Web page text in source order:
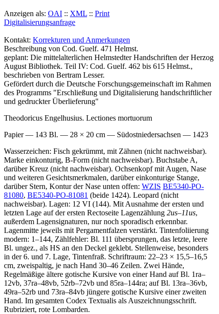
Anzeigen als: OAI :: XML :: Print
Digitalisierungsanfrage
Kontakt: Korrekturen und Anmerkungen
Beschreibung von Cod. Guelf. 471 Helmst.
geplant: Die mittelalterlichen Helmstedter Handschriften der Herzog
August Bibliothek. Teil IV: Cod. Guelf. 462 bis 615 Helmst.,
beschrieben von Bertram Lesser.
Gefördert durch die Deutsche Forschungsgemeinschaft im Rahmen
des Programms "Erschließung und Digitalisierung handschriftlicher
und gedruckter Überlieferung"
Theodoricus Engelhusius. Lectiones mortuorum
Papier — 143 Bl. — 28 × 20 cm — Südostniedersachsen — 1423
Wasserzeichen: Fisch gekrümmt, mit Zähnen (nicht nachweisbar).
Marke einkonturig, B-Form (nicht nachweisbar). Buchstabe A,
darüber Kreuz (nicht nachweisbar). Ochsenkopf mit Augen, Nase
und weiteren Gesichtsmerkmalen, darüber einkonturige Stange,
darüber Stern, Kontur der Nase unten offen: WZIS BE5340-PO-
81080, BE5340-PO-81081 (beide 1424). Leopard (nicht
nachweisbar). Lagen: 12 VI (144). Mit Ausnahme der ersten und
letzten Lage auf der ersten Rectoseite Lagenzählung 2us–11us,
außerdem Lagensignaturen, nur noch sporadisch erkennbar.
Lagenmitte jeweils mit Pergamentfalzen verstärkt. Tintenfoliierung
modern: 1–144, Zählfehler: Bl. 111 übersprungen, das letzte, leere
Bl. ungez., als HS an den Deckel geklebt. Stellenweise, besonders
in der 6. und 7. Lage, Tintenfraß. Schriftraum: 22–23 × 15,5–16,5
cm, zweispaltig, je nach Hand 30–46 Zeilen. Zwei Hände,
Regelmäßige ältere gotische Kursive von einer Hand auf Bl. 1ra–
12vb, 37ra–48vb, 52rb–72vb und 85ra–144ra; auf Bl. 13ra–36vb,
49ra–52rb und 73ra–84vb jüngere gotische Kursive einer zweiten
Hand. Im gesamten Codex Textualis als Auszeichnungsschrift.
Rubriziert, rote Lombarden.